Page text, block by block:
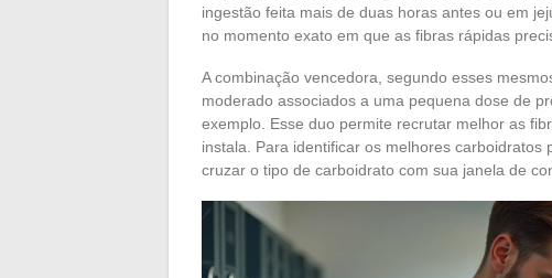
ingestão feita mais de duas horas antes ou em
no momento exato em que as fibras rápidas
A combinação vencedora, segundo esses
moderado associados a uma pequena dose de
exemplo. Esse duo permite recrutar melhor as
instala. Para identificar os melhores
cruzar o tipo de carboidrato com sua janela de